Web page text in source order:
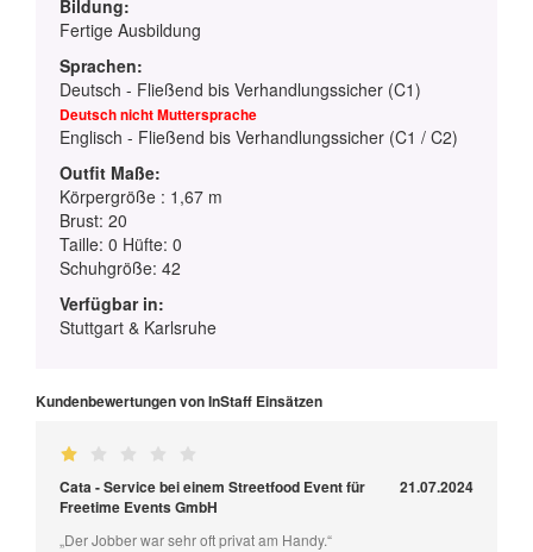
Bildung:
Fertige Ausbildung
Sprachen:
Deutsch - Fließend bis Verhandlungssicher (C1)
Deutsch nicht Muttersprache
Englisch - Fließend bis Verhandlungssicher (C1 / C2)
Outfit Maße:
Körpergröße : 1,67 m
Brust: 20
Taille: 0 Hüfte: 0
Schuhgröße: 42
Verfügbar in:
Stuttgart & Karlsruhe
Kundenbewertungen von InStaff Einsätzen
Cata - Service bei einem Streetfood Event für
Freetime Events GmbH
21.07.2024
„Der Jobber war sehr oft privat am Handy.“